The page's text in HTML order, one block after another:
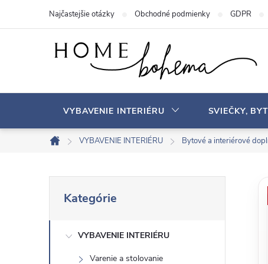
ť
Najčastejšie otázky Obchodné podmienky GDPR
VYBAVENIE INTERIÉRU SVIEČKY,
m
VYBAVENIE INTERIÉRU Bytové a interiérové
oe
Kategórie
VYBAVENIE INTERIÉRU
Varenie a stolovanie